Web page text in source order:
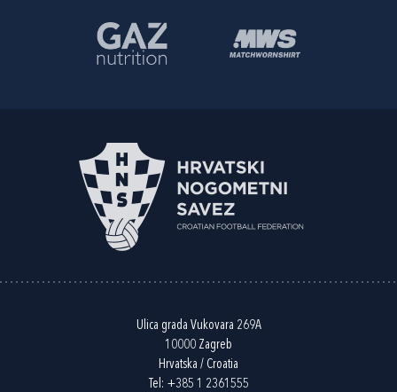
Ulica grada Vukovara 269A
10000 Zagreb
Hrvatska / Croatia
Tel: +385 1 2361555